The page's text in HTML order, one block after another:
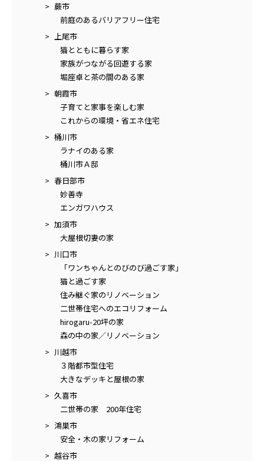
蕨市
前庭のあるバリアフリー住宅
上尾市
猫とともに暮らす家
家族がつながる回遊する家
堀座卓と茶の間のある家
朝霞市
子育てと家事を楽しむ家
これからの環境・省エネ住宅
桶川市
ラナイのある家
桶川市Ａ邸
春日部市
妙善寺
エンガワハウス
加須市
大屋根切妻の家
川口市
「ワンちゃんとのびのび過ごす家」
猫と過ごす家
住み継ぐ家のリノベーション
二世帯住宅へのエコリフォーム
hirogaru-20坪の家
森の中の家／リノベーション
川越市
３階都市型住宅
大きなデッキと屋根の家
久喜市
二世帯の家 200年住宅
鴻巣市
安全・木の家リフォーム
越谷市